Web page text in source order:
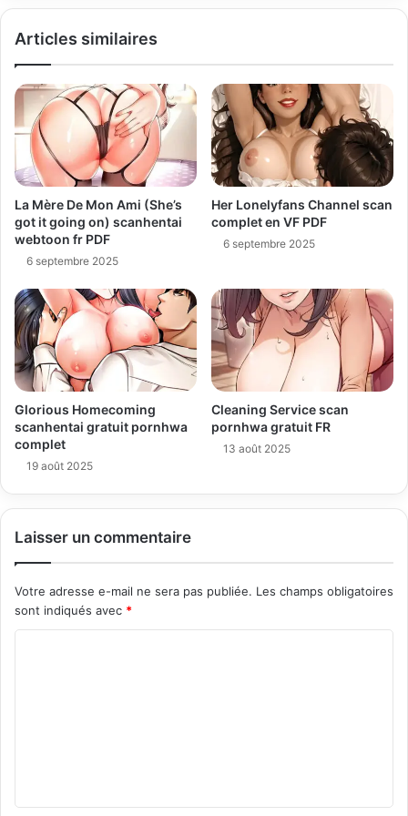
Articles similaires
La Mère De Mon Ami (She’s
got it going on) scanhentai
webtoon fr PDF
6 septembre 2025
Her Lonelyfans Channel scan
complet en VF PDF
6 septembre 2025
Glorious Homecoming
scanhentai gratuit pornhwa
complet
19 août 2025
Cleaning Service scan
pornhwa gratuit FR
13 août 2025
Laisser un commentaire
Votre adresse e-mail ne sera pas publiée. Les champs obligatoires
sont indiqués avec *
t